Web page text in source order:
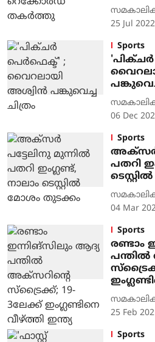
25 Jul 2022
Sports
06 Dec
Sports
അക്‌സര്‍
പതറി
04 Mar
Sports
രണ്ടാം
പന്തില്‍
25 Feb
Sports